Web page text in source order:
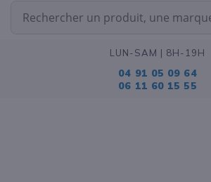
LUN-SAM | 8H-19H
04 91 05 09 64
06 11 60 15 55